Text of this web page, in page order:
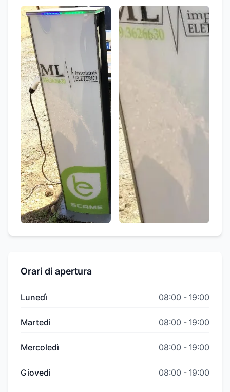
Orari di apertura
Lunedì 08:00 - 19:00
Martedì 08:00 - 19:00
Mercoledì 08:00 - 19:00
Giovedì 08:00 - 19:00